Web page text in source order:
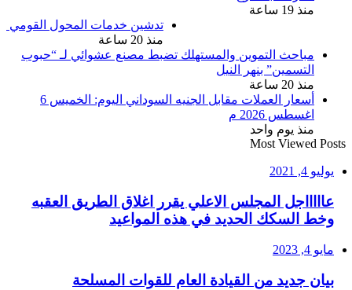
منذ 19 ساعة
تدشين خدمات المحول القومي
منذ 20 ساعة
مباحث التموين والمستهلك تضبط مصنع عشوائي لـ “حبوب
التسمين” بنهر النيل
منذ 20 ساعة
أسعار العملات مقابل الجنيه السوداني اليوم: الخميس 6
اغسطس 2026 م
منذ يوم واحد
Most Viewed Posts
يوليو 4, 2021
عاااااجل المجلس الاعلي يقرر اغلاق الطريق العقبه
وخط السكك الحديد في هذه المواعيد
مايو 4, 2023
بيان جديد من القيادة العام للقوات المسلحة